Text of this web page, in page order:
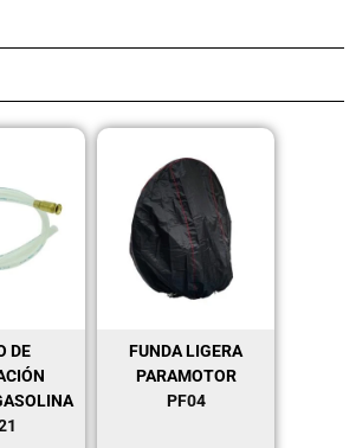
DE
FUNDA LIGERA
PARAMOTOR
PF04